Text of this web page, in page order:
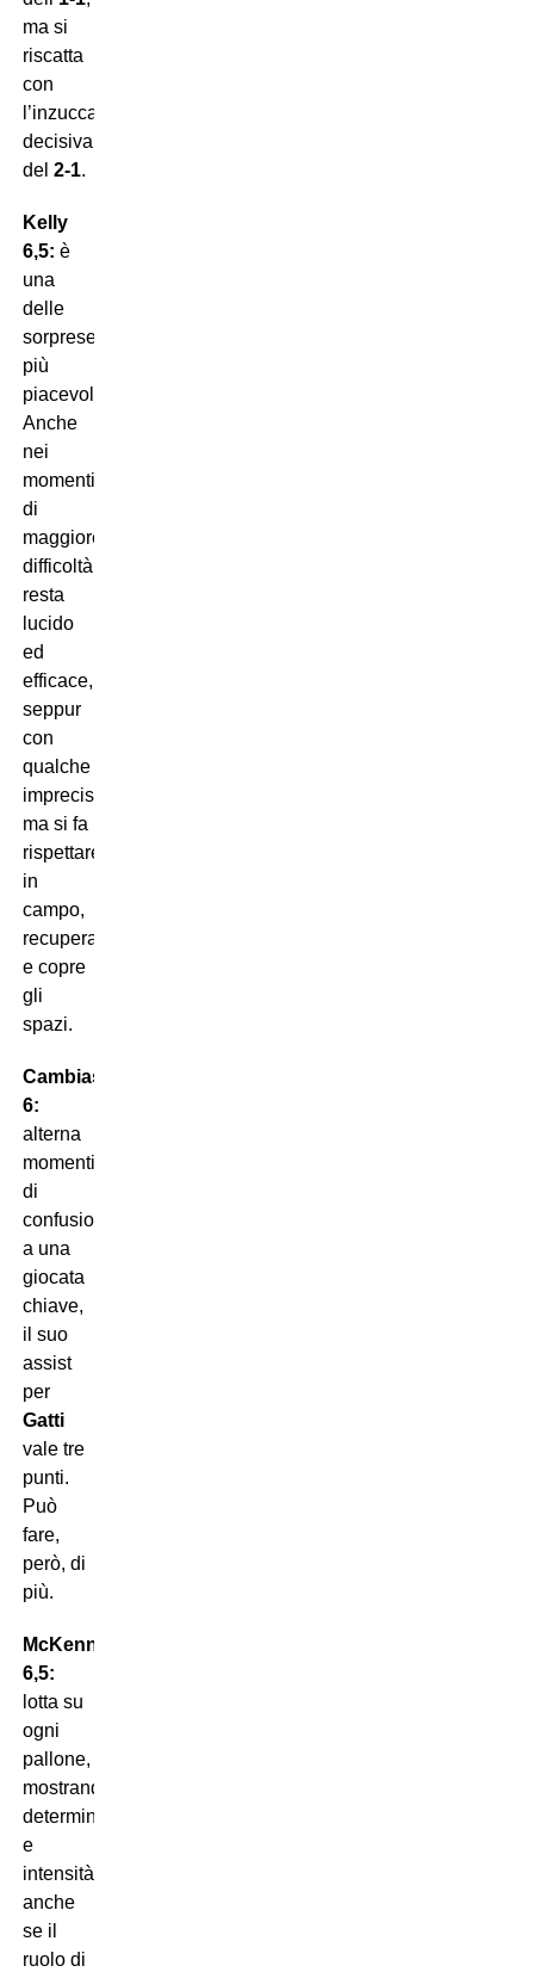
ma si
riscatta
con
l’inzuccata
decisiva
del 2-1.
Kelly
6,5: è
una
delle
sorprese
più
piacevoli.
Anche
nei
momenti
di
maggiore
difficoltà,
resta
lucido
ed
efficace,
seppur
con
qualche
imprecisione
ma si fa
rispettare
in
campo,
recupera
e copre
gli
spazi.
Cambiaso
6:
alterna
momenti
di
confusione
a una
giocata
chiave,
il suo
assist
per
Gatti
vale tre
punti.
Può
fare,
però, di
più.
McKennie
6,5:
lotta su
ogni
pallone,
mostrando
determinazione
e
intensità,
anche
se il
ruolo di